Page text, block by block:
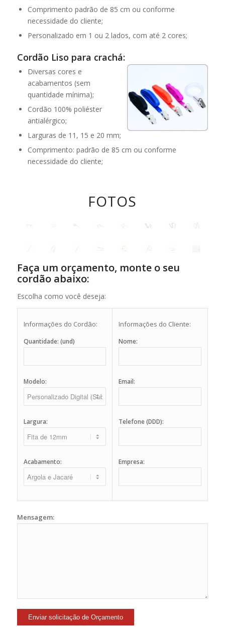
Comprimento padrão de 85 cm ou conforme
necessidade do cliente;
Personalizado em 1 ou 2 lados, com até 2 cores;
Cordão Liso para crachá:
Diversas cores e
acabamentos (sem
quantidade mínima);
Cordão 100% poliéster
antialérgico;
Larguras de 11, 15 e 20 mm;
Comprimento: padrão de 85 cm ou conforme
necessidade do cliente;
FOTOS
Faça um orçamento, monte o seu
cordão abaixo:
Escolha como você deseja:
Informações do Cordão:
Quantidade: (und)
Modelo:
Largura:
Acabamento:
Informações do Cliente:
Nome:
Email:
Telefone (DDD):
Empresa:
Mensagem: